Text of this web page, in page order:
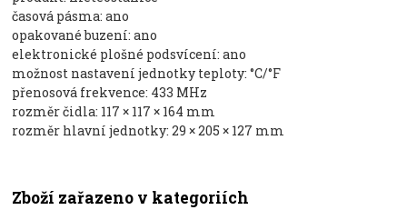
časová pásma: ano
opakované buzení: ano
elektronické plošné podsvícení: ano
možnost nastavení jednotky teploty: °C/°F
přenosová frekvence: 433 MHz
rozměr čidla: 117 × 117 × 164 mm
rozměr hlavní jednotky: 29 × 205 × 127 mm
Zboží zařazeno v kategoriích